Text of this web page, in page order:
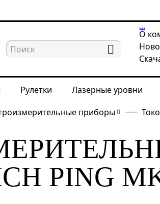
О
Рулетки Лазерные уровни
приборы
PING